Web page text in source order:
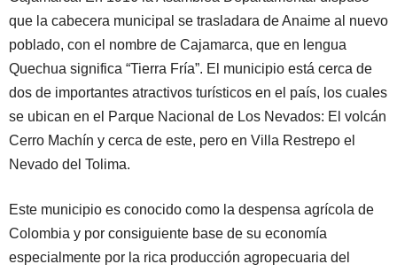
que la cabecera municipal se trasladara de Anaime al nuevo
poblado, con el nombre de Cajamarca, que en lengua
Quechua significa “Tierra Fría”. El municipio está cerca de
dos de importantes atractivos turísticos en el país, los cuales
se ubican en el Parque Nacional de Los Nevados: El volcán
Cerro Machín y cerca de este, pero en Villa Restrepo el
Nevado del Tolima.
Este municipio es conocido como la despensa agrícola de
Colombia y por consiguiente base de su economía
especialmente por la rica producción agropecuaria del